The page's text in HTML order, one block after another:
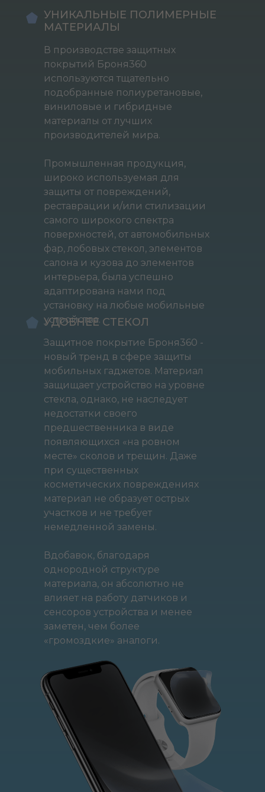
УНИКАЛЬНЫЕ ПОЛИМЕРНЫЕ
МАТЕРИАЛЫ
В производстве защитных
покрытий Броня360
используются тщательно
подобранные полиуретановые,
виниловые и гибридные
материалы от лучших
производителей мира.
Промышленная продукция,
широко используемая для
защиты от повреждений,
реставрации и/или стилизации
самого широкого спектра
поверхностей, от автомобильных
фар, лобовых стекол, элементов
салона и кузова до элементов
интерьера, была успешно
адаптирована нами под
установку на любые мобильные
устройства.
УДОБНЕЕ СТЕКОЛ
Защитное покрытие Броня360 -
новый тренд в сфере защиты
мобильных гаджетов. Материал
защищает устройство на уровне
стекла, однако, не наследует
недостатки своего
предшественника в виде
появляющихся «на ровном
месте» сколов и трещин. Даже
при существенных
косметических повреждениях
материал не образует острых
участков и не требует
немедленной замены.
Вдобавок, благодаря
однородной структуре
материала, он абсолютно не
влияет на работу датчиков и
сенсоров устройства и менее
заметен, чем более
«громоздкие» аналоги.